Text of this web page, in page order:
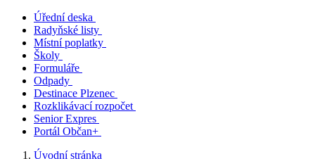
Úřední deska
Radyňské listy
Místní poplatky
Školy
Formuláře
Odpady
Destinace Plzenec
Rozklikávací rozpočet
Senior Expres
Portál Občan+
Úvodní stránka